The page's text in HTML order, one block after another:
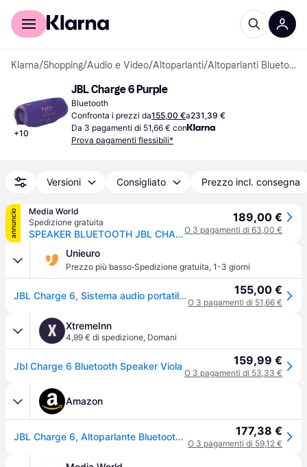
Per il tuo shopping
Klarna/Shopping/Audio e Video/Altoparlanti/ Altoparlanti Bluetooth
+10
JBL Charge 6 Purple
Bluetooth
Confronta i prezzi da155,00 €a231,39 €
Da 3 pagamenti di 51,66 € con
Prova pagamenti flessibili*
Versioni Consigliato Prezzo incl. consegna
annuncio
Media World
Spedizione gratuita
SPEAKER BLUETOOTH JBL CHARGE 6
189,00 €
O 3 pagamenti di 63,00 €
Unieuro
Prezzo più basso·Spedizione gratuita, 1-3 giorni
JBL Charge 6, Sistema audio portatile Waterproof e Dustproof, Viola 155,00 €
O 3 pagamenti di 51,66 €
X XtremeInn
4,99 € di spedizione, Domani
Jbl Charge 6 Bluetooth Speaker Viola 159,99 €
O 3 pagamenti di 53,33 €
Amazon
JBL Charge 6, Altoparlante Bluetooth Portatile, Viola 177,38 €
O 3 pagamenti di 59,12 €